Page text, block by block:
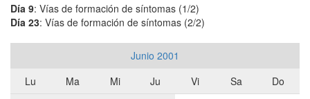
Día 9: Vías de formación de síntomas (1/2)
Día 23: Vías de formación de síntomas (2/2)
Junio 2001
Lu
Ma Mi Ju Vi Sa
Do